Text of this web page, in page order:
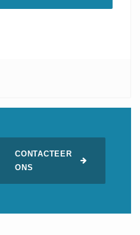
CONTACTEER
ONS